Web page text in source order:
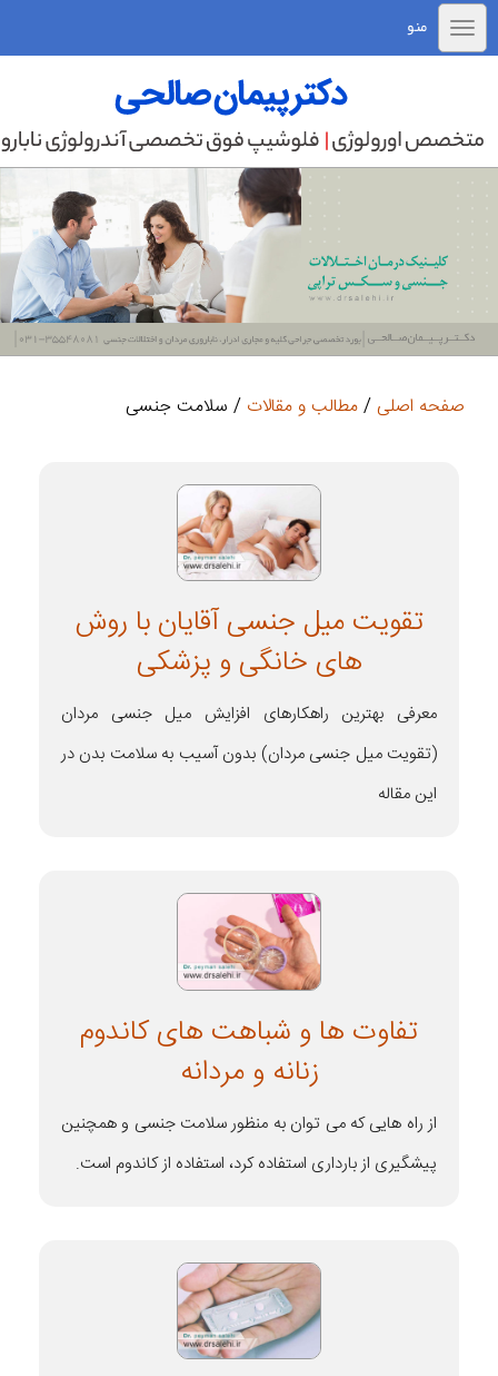
منو
صفحه اصلی / مطالب و مقالات / سلامت جنسی
تقویت میل جنسی آقایان با روش
های خانگی و پزشکی
معرفی بهترین راهکارهای افزایش میل جنسی مردان
(تقویت میل جنسی مردان) بدون آسیب به سلامت بدن در
این مقاله
تفاوت ها و شباهت های کاندوم
زنانه و مردانه
از راه هایی که می توان به منظور سلامت جنسی و همچنین
پیشگیری از بارداری استفاده کرد، استفاده از کاندوم است.